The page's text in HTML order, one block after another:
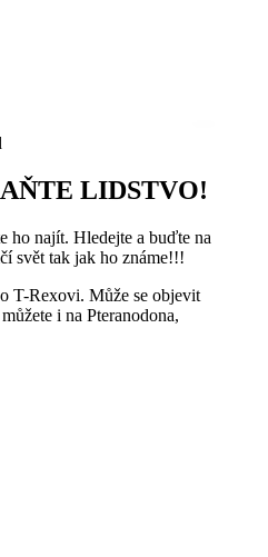
LIDSTVO!
ho najít. Hledejte a buďte na
svět tak jak ho známe!!!
T-Rexovi. Může se objevit
i na Pteranodona,